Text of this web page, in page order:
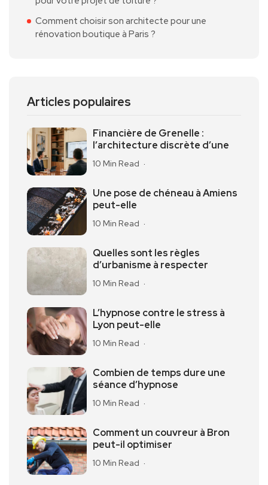
Comment choisir son architecte pour une
rénovation boutique à Paris ?
Articles populaires
Financière de Grenelle :
l’architecture discrète d’une
10 Min Read
Une pose de chéneau à Amiens
peut-elle
10 Min Read
Quelles sont les règles
d’urbanisme à respecter
10 Min Read
L’hypnose contre le stress à
Lyon peut-elle
10 Min Read
Combien de temps dure une
séance d’hypnose
10 Min Read
Comment un couvreur à Bron
peut-il optimiser
10 Min Read